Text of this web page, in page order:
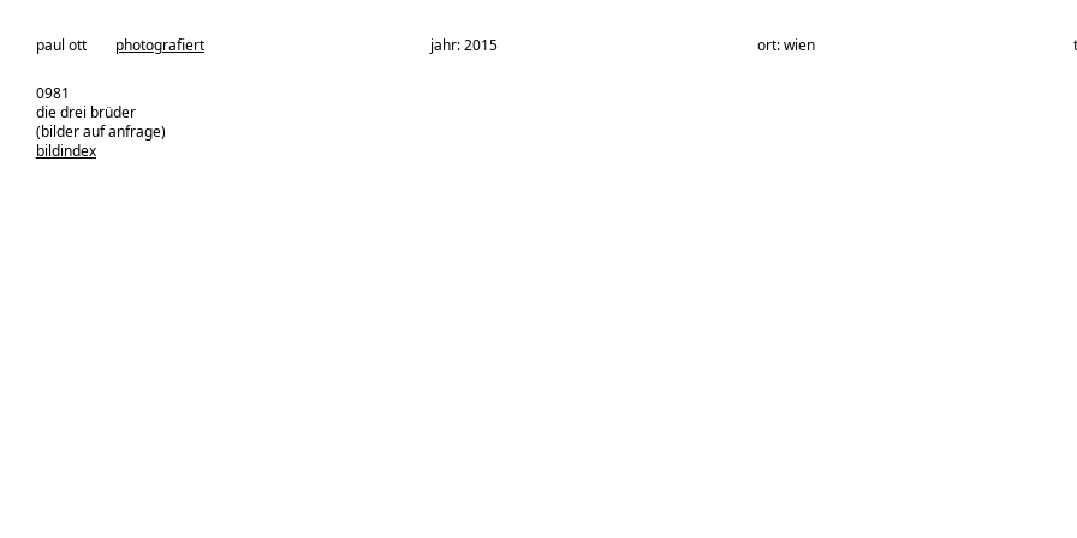
paul ott photografiert jahr: 2015 ort: wien
0981
die drei brüder
(bilder auf anfrage)
bildindex